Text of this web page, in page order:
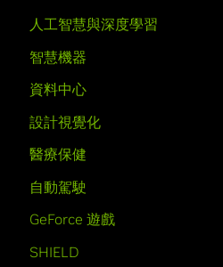
人工智慧與深度學習
智慧機器
資料中心
設計視覺化
醫療保健
自動駕駛
GeForce 遊戲
SHIELD